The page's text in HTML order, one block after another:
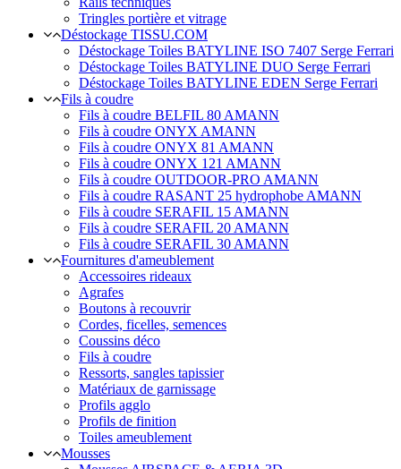
Tringles portière et vitrage
Déstockage TISSU.COM
Déstockage Toiles BATYLINE ISO 7407 Serge Ferrari
Déstockage Toiles BATYLINE DUO Serge Ferrari
Déstockage Toiles BATYLINE EDEN Serge Ferrari
Fils à coudre
Fils à coudre BELFIL 80 AMANN
Fils à coudre ONYX AMANN
Fils à coudre ONYX 81 AMANN
Fils à coudre ONYX 121 AMANN
Fils à coudre OUTDOOR-PRO AMANN
Fils à coudre RASANT 25 hydrophobe AMANN
Fils à coudre SERAFIL 15 AMANN
Fils à coudre SERAFIL 20 AMANN
Fils à coudre SERAFIL 30 AMANN
Fournitures d'ameublement
Accessoires rideaux
Agrafes
Boutons à recouvrir
Cordes, ficelles, semences
Coussins déco
Fils à coudre
Ressorts, sangles tapissier
Matériaux de garnissage
Profils agglo
Profils de finition
Toiles ameublement
Mousses